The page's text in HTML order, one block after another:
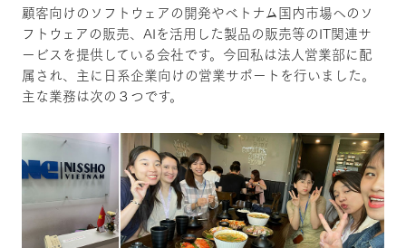
顧客向けのソフトウェアの開発やベトナム国内市場へのソ
フトウェアの販売、AIを活用した製品の販売等のIT関連サ
ービスを提供している会社です。今回私は法人営業部に配
属され、主に日系企業向けの営業サポートを行いました。
主な業務は次の３つです。